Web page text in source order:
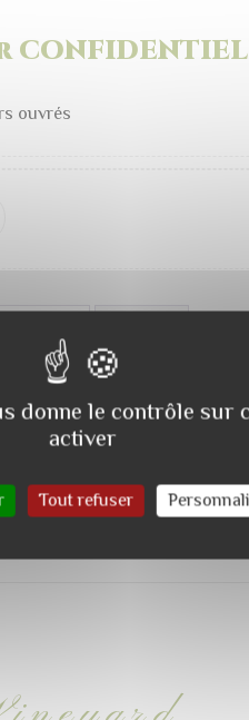
ouvrés
donne le contrôle sur
activer
Tout refuser